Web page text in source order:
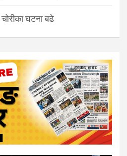
घटना बढे